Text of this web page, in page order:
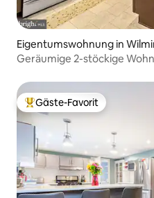
Eigentumswohnung in
Geräumige 2-stöckige
Beliebter Gäste-Favorit.
Gäste-Favorit